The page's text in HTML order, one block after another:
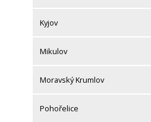
Kyjov
Mikulov
Moravský Krumlov
Pohořelice